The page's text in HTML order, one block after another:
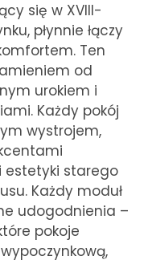
się w XVIII-
płynnie łączy
Ten
od
urokiem i
Każdy pokój
wystrojem,
estetyki starego
Każdy moduł
udogodnienia –
pokoje